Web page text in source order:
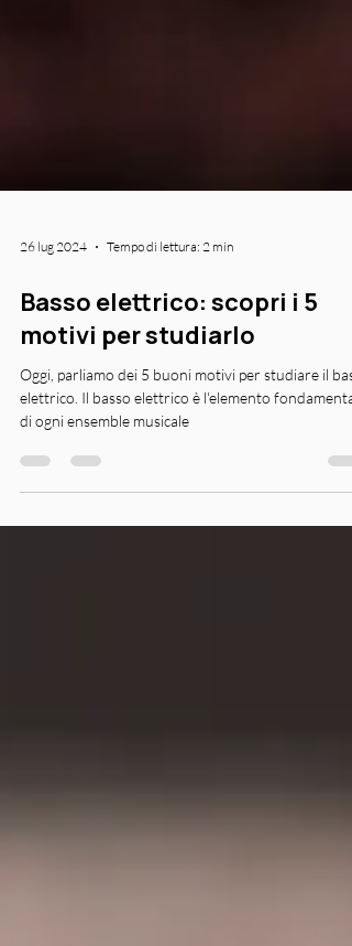
26 lug 2024 Tempo di lettura: 2 min
Basso elettrico: scopri i 5
motivi per studiarlo
Oggi, parliamo dei 5 buoni motivi per studiare il
di ogni ensemble musicale